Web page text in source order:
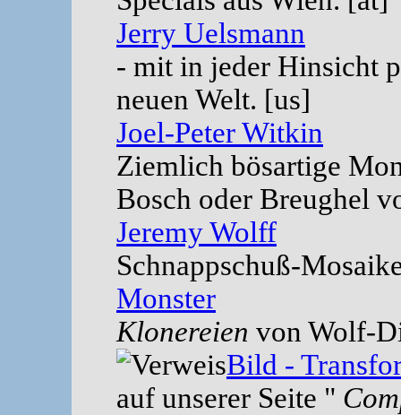
Jerry Uelsmann
- mit in jeder Hinsicht
neuen Welt. [us]
Joel-Peter Witkin
Ziemlich bösartige
Bosch oder Breughel
Jeremy Wolff
Schnappschuß-
Monster
Klonereien von Wolf-
Bild -
auf unserer Seite "